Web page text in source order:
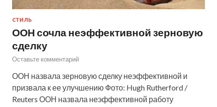
СТИЛЬ
ООН сочла неэффективной зерновую
сделку
Оставьте комментарий
ООН назвала зерновую сделку неэффективной и
призвала к ее улучшению Фото: Hugh Rutherford /
Reuters ООН назвала неэффективной работу